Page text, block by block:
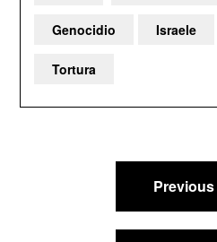
Genocidio Israele
Tortura
Navigazione